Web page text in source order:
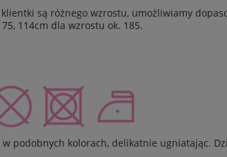
są różnego wzrostu, umożliwiamy
114cm dla wzrostu ok. 185.
podobnych kolorach, delikatnie ugniatając.